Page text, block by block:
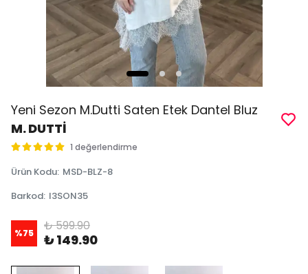
Yeni Sezon M.Dutti Saten Etek Dantel Bluz
M. DUTTİ
1 değerlendirme
Ürün Kodu: MSD-BLZ-8
Barkod: I3SON35
%75 ₺ 599.90
₺ 149.90